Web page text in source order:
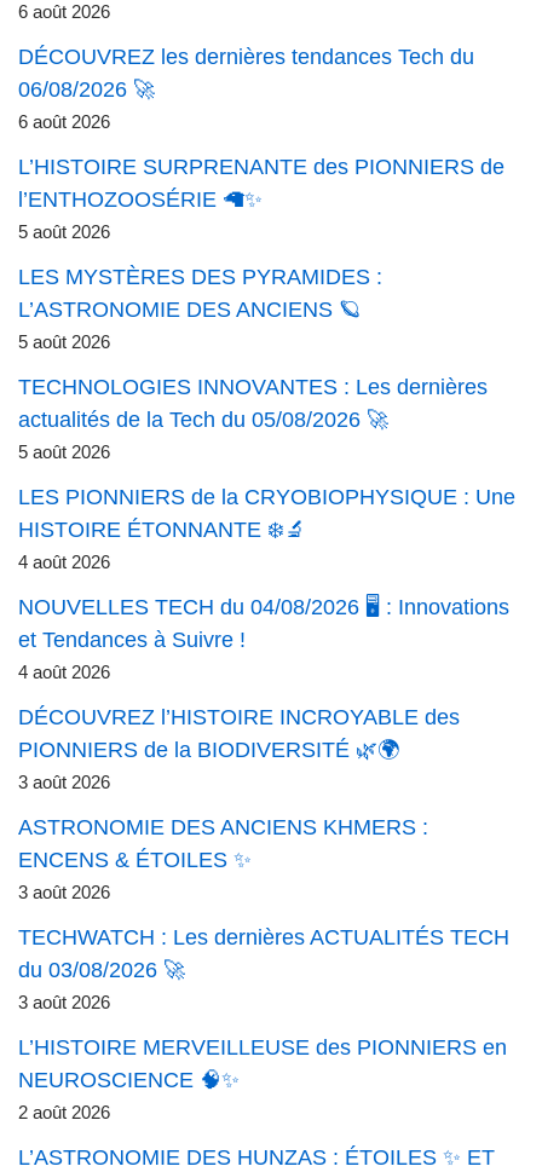
6 août 2026
DÉCOUVREZ les dernières tendances Tech du
06/08/2026 🚀
6 août 2026
L’HISTOIRE SURPRENANTE des PIONNIERS de
l’ENTHOZOOSÉRIE 🦙✨
5 août 2026
LES MYSTÈRES DES PYRAMIDES :
L’ASTRONOMIE DES ANCIENS 🪐
5 août 2026
TECHNOLOGIES INNOVANTES : Les dernières
actualités de la Tech du 05/08/2026 🚀
5 août 2026
LES PIONNIERS de la CRYOBIOPHYSIQUE : Une
HISTOIRE ÉTONNANTE ❄️🔬
4 août 2026
NOUVELLES TECH du 04/08/2026 🖥️ : Innovations
et Tendances à Suivre !
4 août 2026
DÉCOUVREZ l’HISTOIRE INCROYABLE des
PIONNIERS de la BIODIVERSITÉ 🌿🌍
3 août 2026
ASTRONOMIE DES ANCIENS KHMERS :
ENCENS & ÉTOILES ✨
3 août 2026
TECHWATCH : Les dernières ACTUALITÉS TECH
du 03/08/2026 🚀
3 août 2026
L’HISTOIRE MERVEILLEUSE des PIONNIERS en
NEUROSCIENCE 🧠✨
2 août 2026
L’ASTRONOMIE DES HUNZAS : ÉTOILES ✨ ET